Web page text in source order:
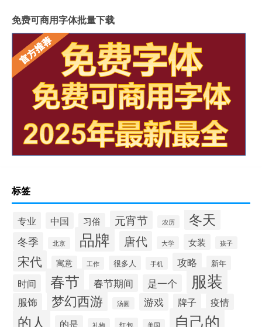
免费可商用字体批量下载
标签
专业 中国 习俗 元宵节 农历 冬天
冬季 北京 品牌 唐代 大学 女装 孩子
宋代 寓意 工作 很多人 手机 攻略 新年
时间 春节 春节期间 是一个 服装
服饰 梦幻西游 汤圆 游戏 牌子 疫情
的人 的是 礼物 红包 美国 自己的